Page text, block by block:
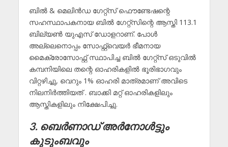
ബിൽ & മെലിൻഡ ഗേറ്റ്സ് ഫൌണ്ടേഷന്റെ
സഹസ്ഥാപകനായ ബിൽ ഗേറ്റ്സിന്റെ ആസ്തി 113.1
ബില്യൺ യുഎസ് ഡോളറാണ്. പോൾ
അല്ലെനൊപ്പം സോഫ്റ്റ്വെയർ ഭീമനായ
മൈക്രോസോഫ്റ്റ് സ്ഥാപിച്ച ബിൽ ഗേറ്റ്സ് ഒടുവിൽ
കമ്പനിയിലെ തന്റെ ഓഹരികളിൽ ഭൂരിഭാഗവും
വിറ്റഴിച്ചു, വെറും 1% ഓഹരി മാത്രമാണ് അവിടെ
നിലനിർത്തിയത് . ബാക്കി മറ്റ് ഓഹരികളിലും
ആസ്തികളിലും നിക്ഷേപിച്ചു.
3. ബെർണാഡ് അർനോൾട്ടും
കുടുംബവും